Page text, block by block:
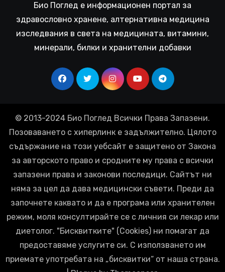
Био Поглед е информационен портал за
здравословно хранене, алтернативна медицина
изследвания в света на медицината, витамини,
минерали, билки и хранителни добавки
© 2013-2024 Био Поглед Всички Права Запазени.
Позоваването с хиперлинк е задължително. Цялото
съдържание на този уебсайт е защитено от Закона
за авторското право и сродните му права с всички
запазени права и законови последици. Сайтът ни
няма за цел да дава медицински съвети. Преди да
започнете каквато и да е програма или хранителен
режим, моля консултирайте се с личния си лекар или
диетолог. "Бисквитките" (Cookies) ни помагат да
предоставяме услугите си. С използването им
приемате употребата на „бисквитки“ от наша страна.